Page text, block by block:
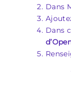
Dans
Dans